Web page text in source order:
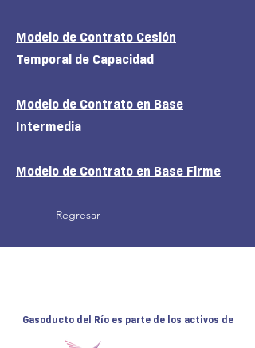
Modelo de Contrato Cesión
Temporal de Capacidad
Modelo de Contrato en Base
Intermedia
Modelo de Contrato en Base Firme
Regresar
Gasoducto del Río es parte de los activos de